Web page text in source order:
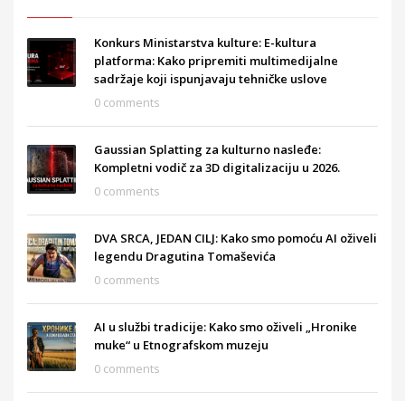
Konkurs Ministarstva kulture: E-kultura
platforma: Kako pripremiti multimedijalne
sadržaje koji ispunjavaju tehničke uslove
0 comments
Gaussian Splatting za kulturno nasleđe:
Kompletni vodič za 3D digitalizaciju u 2026.
0 comments
DVA SRCA, JEDAN CILJ: Kako smo pomoću AI oživeli
legendu Dragutina Tomaševića
0 comments
AI u službi tradicije: Kako smo oživeli „Hronike
muke“ u Etnografskom muzeju
0 comments